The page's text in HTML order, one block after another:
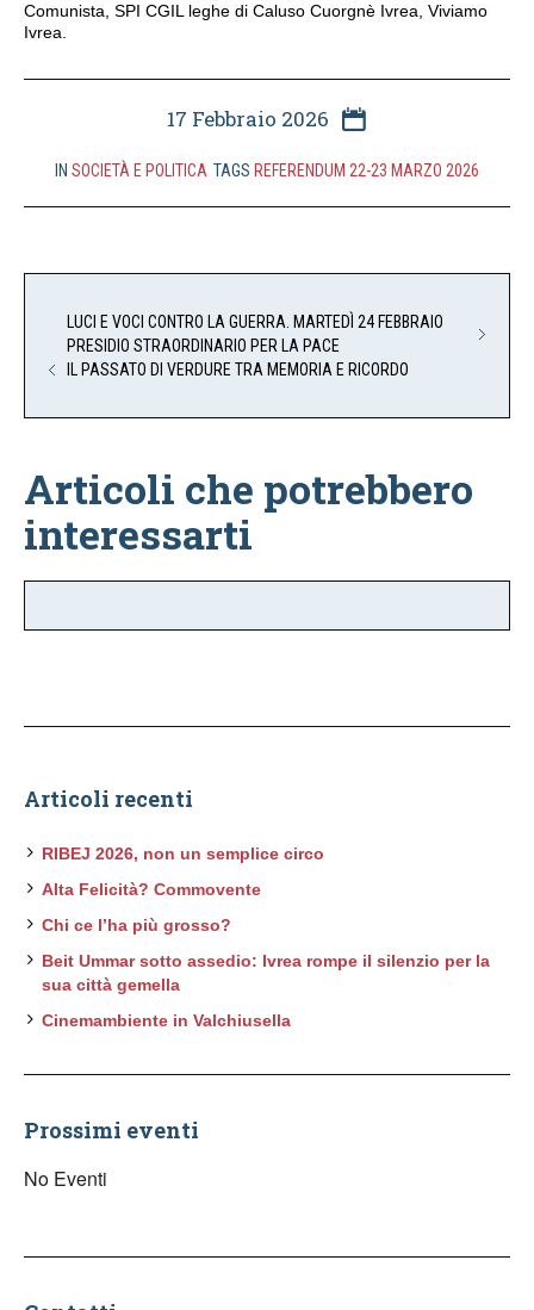
Comunista, SPI CGIL leghe di Caluso Cuorgnè Ivrea, Viviamo
Ivrea.
17 Febbraio 2026
IN SOCIETÀ E POLITICA TAGS REFERENDUM 22-23 MARZO 2026
LUCI E VOCI CONTRO LA GUERRA. MARTEDÌ 24 FEBBRAIO
PRESIDIO STRAORDINARIO PER LA PACE
IL PASSATO DI VERDURE TRA MEMORIA E RICORDO
Articoli che potrebbero
interessarti
Articoli recenti
RIBEJ 2026, non un semplice circo
Alta Felicità? Commovente
Chi ce l’ha più grosso?
Beit Ummar sotto assedio: Ivrea rompe il silenzio per la
sua città gemella
Cinemambiente in Valchiusella
Prossimi eventi
No Eventi